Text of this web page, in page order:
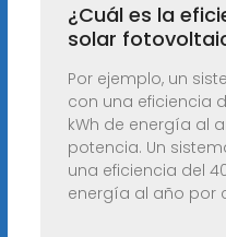
¿Cuál es la
solar
Por ejemplo, un
con una eficiencia
kWh de energía al
potencia. Un
una eficiencia del
energía al año por